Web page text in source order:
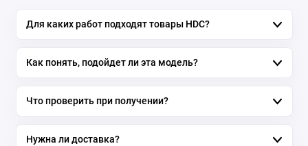
Для каких работ подходят товары HDC?
Как понять, подойдет ли эта модель?
Что проверить при получении?
Нужна ли доставка?